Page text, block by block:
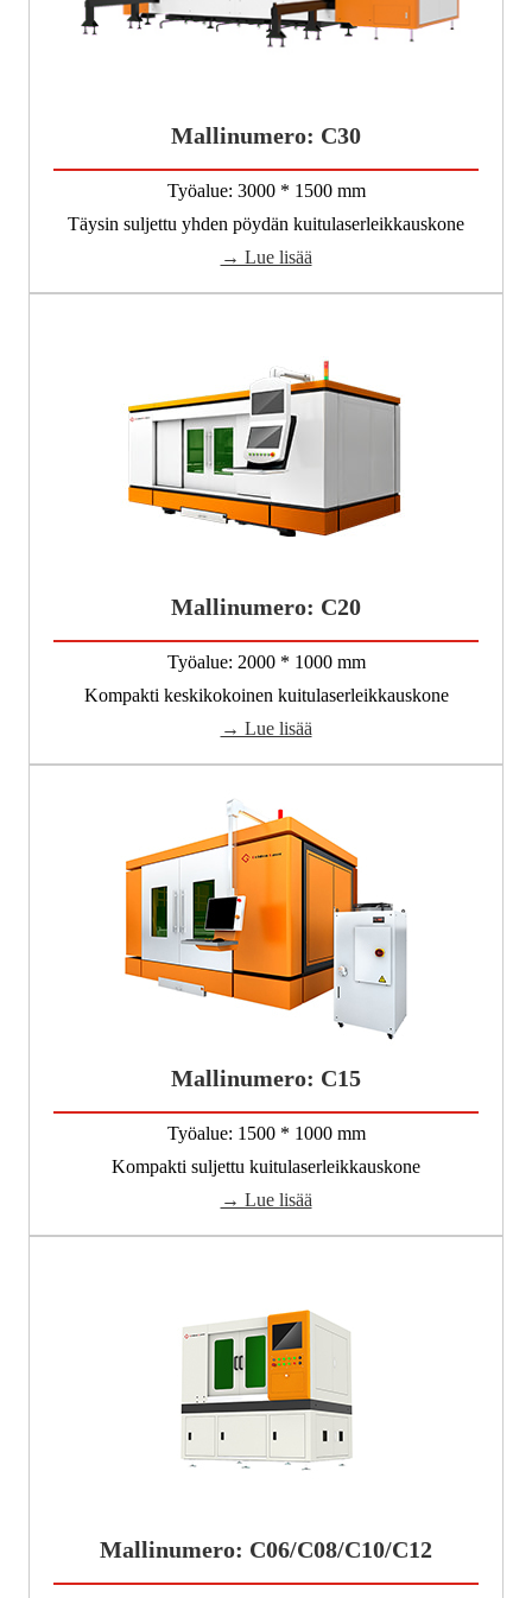
Mallinumero: C30
Työalue: 3000 * 1500 mm
Täysin suljettu yhden pöydän kuitulaserleikkauskone
→ Lue lisää
Mallinumero: C20
Työalue: 2000 * 1000 mm
Kompakti keskikokoinen kuitulaserleikkauskone
→ Lue lisää
Mallinumero: C15
Työalue: 1500 * 1000 mm
Kompakti suljettu kuitulaserleikkauskone
→ Lue lisää
Mallinumero: C06/C08/C10/C12